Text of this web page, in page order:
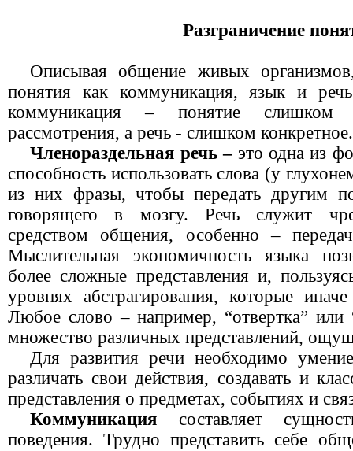
Разграничение
Описывая общение живых
понятия как коммуникация, язык и
коммуникация – понятие
рассмотрения, а речь - слишком конкретное.
Членораздельная речь –это одна из
способность использовать слова (у
из них фразы, чтобы передать другим
говорящего в мозгу. Речь служит
средством общения, особенно –
Мыслительная экономичность языка
более сложные представления и,
уровнях абстрагирования, которые
Любое слово – например, “отвертка” или
множество различных представлений,
Для развития речи необходимо
различать свои действия, создавать и
представления о предметах, событиях и
Коммуникация
составляет
поведения. Трудно представить себе